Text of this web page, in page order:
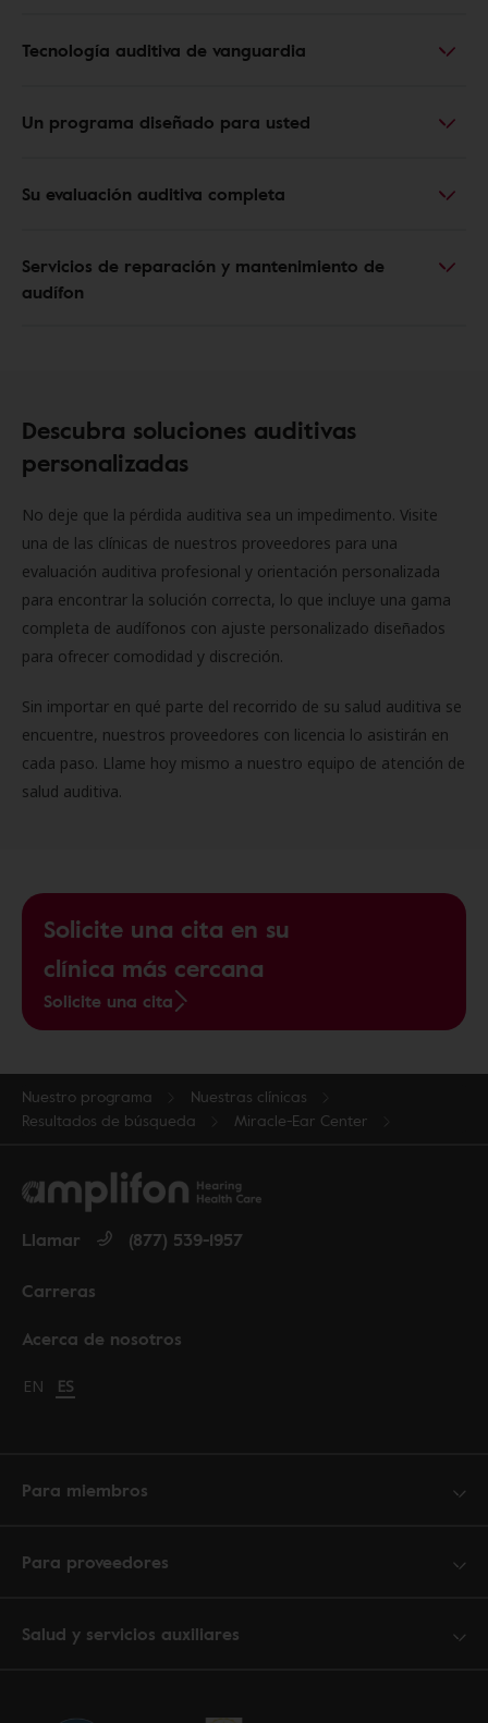
Tecnología auditiva de vanguardia
Un programa diseñado para usted
Su evaluación auditiva completa
Servicios de reparación y mantenimiento de
audífon
Descubra soluciones auditivas
personalizadas
No deje que la pérdida auditiva sea un impedimento. Visite
una de las clínicas de nuestros proveedores para una
evaluación auditiva profesional y orientación personalizada
para encontrar la solución correcta, lo que incluye una gama
completa de audífonos con ajuste personalizado diseñados
para ofrecer comodidad y discreción.
Sin importar en qué parte del recorrido de su salud auditiva se
encuentre, nuestros proveedores con licencia lo asistirán en
cada paso. Llame hoy mismo a nuestro equipo de atención de
salud auditiva.
Solicite una cita en su
clínica más cercana
Solicite una cita
Nuestro programa
Nuestras clínicas
Resultados de búsqueda
Miracle-Ear Center
Acerca de nosotros
Carreras
Llamar (877) 539-1957
Change language to English
EN Cambiar idioma a español
ES
Para miembros
Para proveedores
Salud y servicios auxiliares